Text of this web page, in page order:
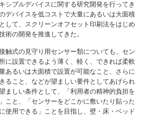
シブルデバイスに関する研究開発を行ってき
デバイスを低コストで大量にあるいは大面積
して、スクリーンオフセット印刷法をはじめ
術の開発を推進してきた。
触式の見守り用センサー類についても、セン
に設置できるよう薄く、軽く、できれば柔軟
あるいは大面積で設置が可能なこと、さらに
ること、などが望ましい要件としてあげられ
ましい条件として、「利用者の精神的負担を
こと、「センサーをどこかに敷いたり貼った
使用できる」ことを目指し、壁・床・ベッド